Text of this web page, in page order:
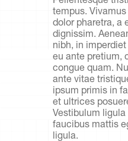
tempus.
dolor pharetra, a
dignissim.
nibh, in
eu ante pretium,
congue quam.
ante vitae
ipsum primis in
et ultrices
Vestibulum
faucibus mattis
ligula.